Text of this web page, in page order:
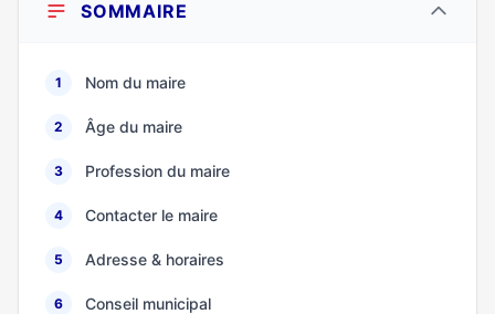
SOMMAIRE
1 Nom du maire
2 Âge du maire
3 Profession du maire
4 Contacter le maire
5 Adresse & horaires
6 Conseil municipal